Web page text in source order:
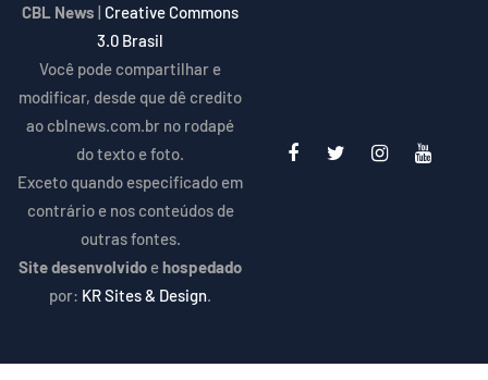
CBL News | Creative Commons
3.0 Brasil
Você pode compartilhar e
modificar, desde que dê credito
ao cblnews.com.br no rodapé
do texto e foto.
Exceto quando especificado em
contrário e nos conteúdos de
outras fontes.
Site desenvolvido ehospedado
por: KR Sites & Design.